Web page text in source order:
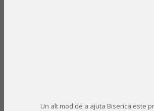
Un alt mod de a ajuta Biserica este